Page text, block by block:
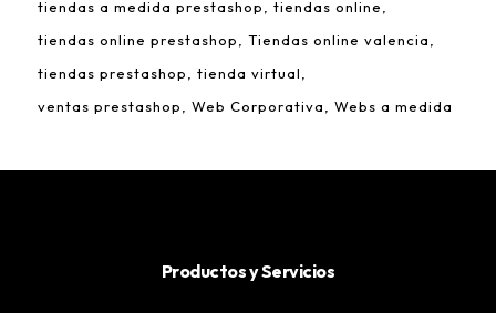
tiendas a medida prestashop
tiendas online
tiendas online prestashop
Tiendas online valencia
tiendas prestashop
tienda virtual
ventas prestashop
Web Corporativa Webs a medida
Productos y Servicios